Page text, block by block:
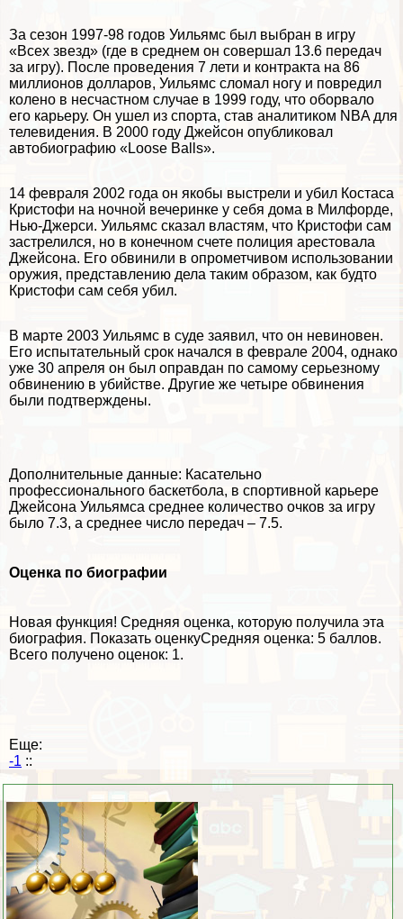
За сезон 1997-98 годов Уильямс был выбран в игру
«Всех звезд» (где в среднем он совершал 13.6 передач
за игру). После проведения 7 лети и контpaкта на 86
миллионов долларов, Уильямс сломал ногу и повредил
колено в несчастном случае в 1999 году, что оборвало
его карьеру. Он ушел из спорта, став аналитиком NBA для
телевидения. В 2000 году Джейсон опубликовал
автобиографию «Loose Balls».
14 февраля 2002 года он якобы выстрели и убил Костаса
Кристофи на ночной вечеринке у себя дома в Милфорде,
Нью-Джерси. Уильямс сказал властям, что Кристофи сам
застрелился, но в конечном счете полиция арестовала
Джейсона. Его обвинили в опрометчивом использовании
оружия, представлению дела таким образом, как будто
Кристофи сам себя убил.
В марте 2003 Уильямс в суде заявил, что он невиновен.
Его испытательный срок начался в феврале 2004, однако
уже 30 апреля он был оправдан по самому серьезному
обвинению в убийстве. Другие же четыре обвинения
были подтверждены.
Дополнительные данные: Касательно
профессионального баскетбола, в спортивной карьере
Джейсона Уильямса среднее количество очков за игру
было 7.3, а среднее число передач – 7.5.
Оценка по биографии
Новая функция! Средняя оценка, которую получила эта
биография. Показать оценкуСредняя оценка: 5 баллов.
Всего получено оценок: 1.
Еще:
-1 ::